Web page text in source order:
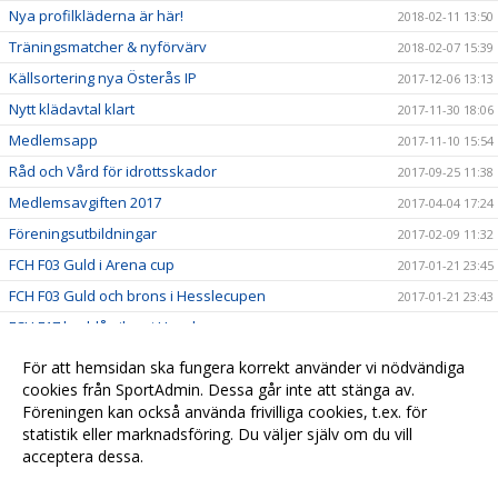
Nya profilkläderna är här! 2018-02-11 13:50
Träningsmatcher & nyförvärv 2018-02-07 15:39
Källsortering nya Österås IP 2017-12-06 13:13
Nytt klädavtal klart 2017-11-30 18:06
Medlemsapp 2017-11-10 15:54
Råd och Vård för idrottsskador 2017-09-25 11:38
Medlemsavgiften 2017 2017-04-04 17:24
Föreningsutbildningar 2017-02-09 11:32
FCH F03 Guld i Arena cup 2017-01-21 23:45
FCH F03 Guld och brons i Hesslecupen 2017-01-21 23:43
FCH F17 lag blå silver i Hesslecupen
Nilla Fors på landslagsläger 2016-10-31 10:41
F02 vann Asarum Höstcup 2015-10-16 06:34
Synka kalender 2015-03-02 21:51
För att hemsidan ska fungera korrekt använder vi nödvändiga
cookies från SportAdmin. Dessa går inte att stänga av.
Föreningen kan också använda frivilliga cookies, t.ex. för
statistik eller marknadsföring. Du väljer själv om du vill
acceptera dessa.